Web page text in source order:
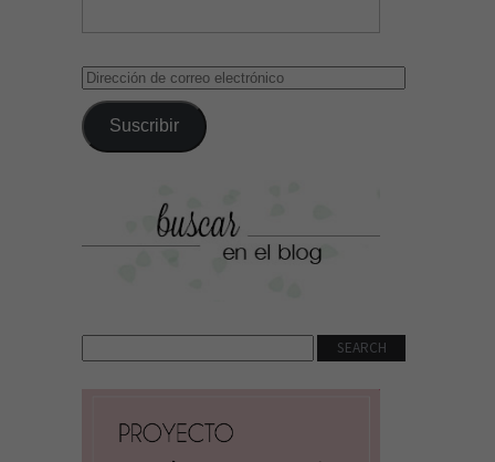
Dirección
correo
electrónico
Suscribir